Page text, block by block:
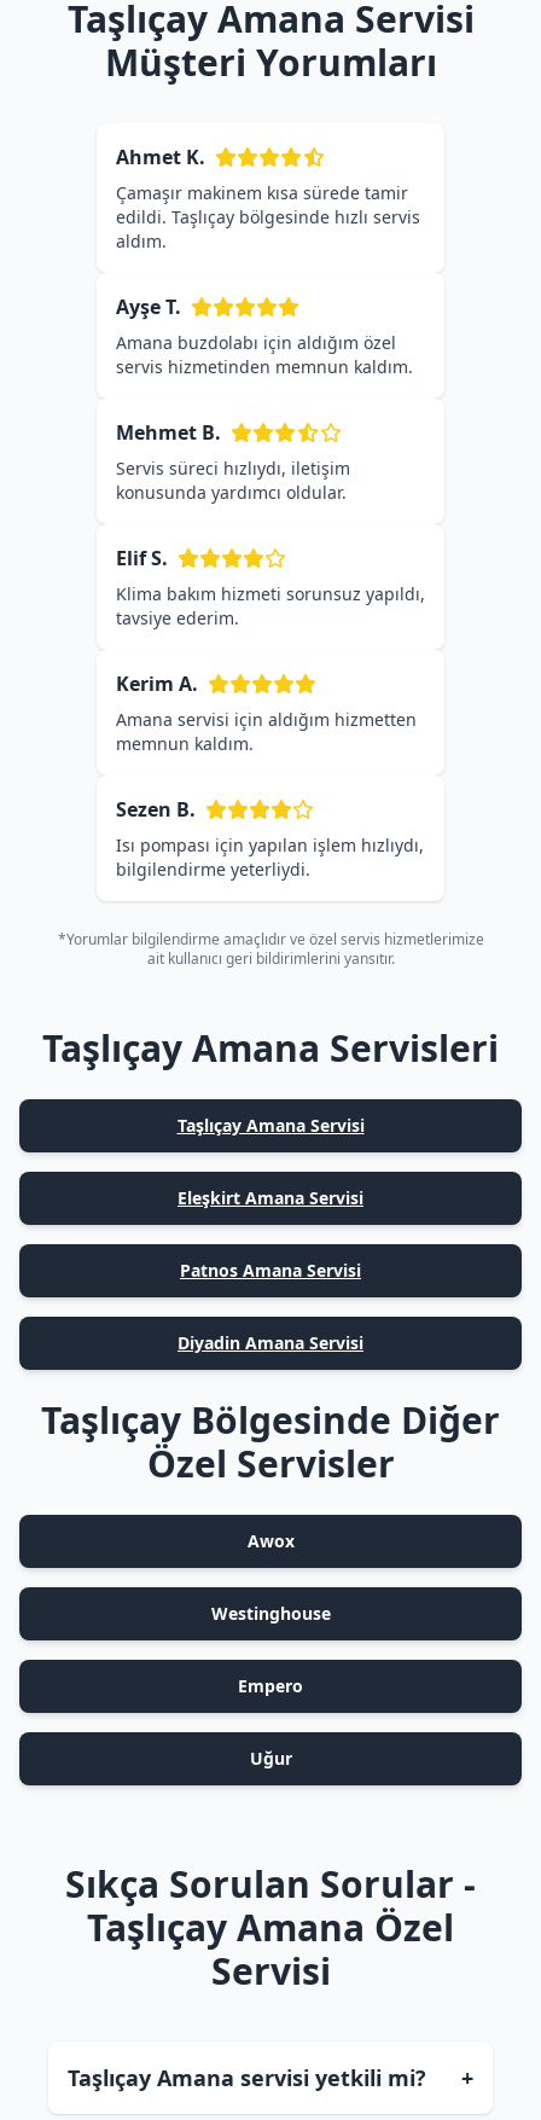
Taşlıçay Amana Servisi
Müşteri Yorumları
Ahmet K.
Çamaşır makinem kısa sürede tamir
edildi. Taşlıçay bölgesinde hızlı servis
aldım.
Ayşe T.
Amana buzdolabı için aldığım özel
servis hizmetinden memnun kaldım.
Mehmet B.
Servis süreci hızlıydı, iletişim
konusunda yardımcı oldular.
Elif S.
Klima bakım hizmeti sorunsuz yapıldı,
tavsiye ederim.
Kerim A.
Amana servisi için aldığım hizmetten
memnun kaldım.
Sezen B.
Isı pompası için yapılan işlem hızlıydı,
bilgilendirme yeterliydi.
*Yorumlar bilgilendirme amaçlıdır ve özel servis hizmetlerimize
ait kullanıcı geri bildirimlerini yansıtır.
Taşlıçay Amana Servisleri
Taşlıçay Amana Servisi
Eleşkirt Amana Servisi
Patnos Amana Servisi
Diyadin Amana Servisi
Taşlıçay Bölgesinde Diğer
Özel Servisler
Awox
Westinghouse
Empero
Uğur
Sıkça Sorulan Sorular -
Taşlıçay Amana Özel
Servisi
Taşlıçay Amana servisi yetkili mi? +